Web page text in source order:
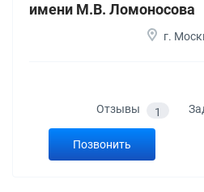
имени М.В. Ломоносова
г.
Отзывы 1
Позвонить